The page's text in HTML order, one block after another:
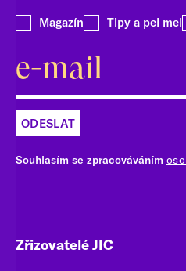
Magazín Tipy a pel mel
ODESLAT
Souhlasím se zpracováváním
Zřizovatelé JIC